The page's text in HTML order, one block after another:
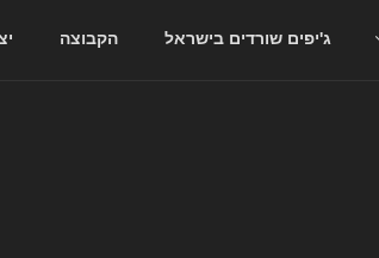
ג'יפים שורדים בישראל הקבוצה